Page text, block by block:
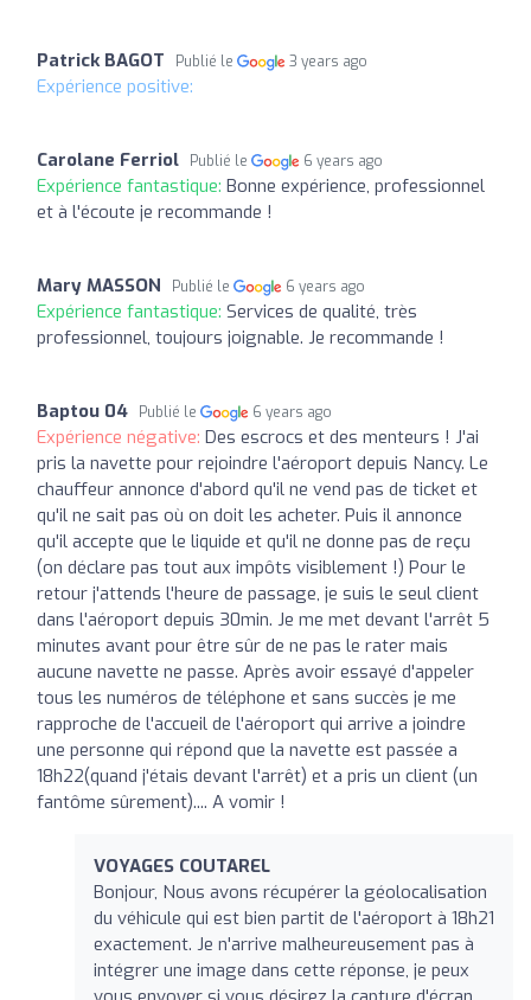
Patrick BAGOT Publié le 3 years ago
Expérience positive:
Carolane Ferriol Publié le 6 years ago
Expérience fantastique: Bonne expérience, professionnel
et à l'écoute je recommande !
Mary MASSON Publié le 6 years ago
Expérience fantastique: Services de qualité, très
professionnel, toujours joignable. Je recommande !
Baptou 04 Publié le 6 years ago
Expérience négative: Des escrocs et des menteurs ! J'ai
pris la navette pour rejoindre l'aéroport depuis Nancy. Le
chauffeur annonce d'abord qu'il ne vend pas de ticket et
qu'il ne sait pas où on doit les acheter. Puis il annonce
qu'il accepte que le liquide et qu'il ne donne pas de reçu
(on déclare pas tout aux impôts visiblement !) Pour le
retour j'attends l'heure de passage, je suis le seul client
dans l'aéroport depuis 30min. Je me met devant l'arrêt 5
minutes avant pour être sûr de ne pas le rater mais
aucune navette ne passe. Après avoir essayé d'appeler
tous les numéros de téléphone et sans succès je me
rapproche de l'accueil de l'aéroport qui arrive a joindre
une personne qui répond que la navette est passée a
18h22(quand j'étais devant l'arrêt) et a pris un client (un
fantôme sûrement).... A vomir !
VOYAGES COUTAREL
Bonjour, Nous avons récupérer la géolocalisation
du véhicule qui est bien partit de l'aéroport à 18h21
exactement. Je n'arrive malheureusement pas à
intégrer une image dans cette réponse, je peux